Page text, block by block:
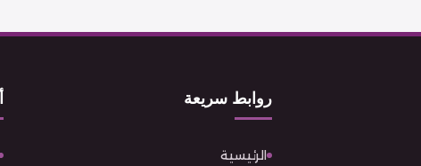
روابط سريعة
الرئيسية